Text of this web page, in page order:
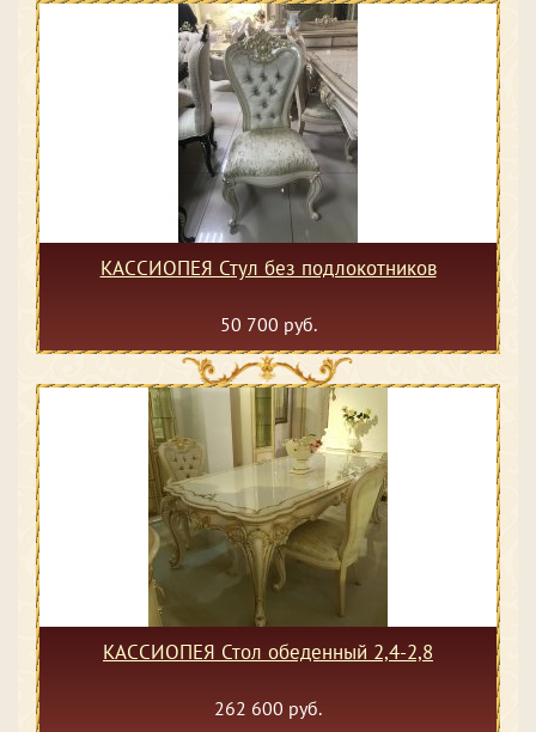
КАССИОПЕЯ Стул без подлокотников
50 700 руб.
КАССИОПЕЯ Стол обеденный 2,4-2,8
262 600 руб.